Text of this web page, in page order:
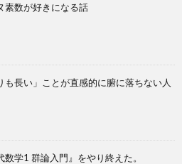
素数が好きになる話
も長い」ことが直感的に腑に落ちない人
数学1 群論入門』をやり終えた。